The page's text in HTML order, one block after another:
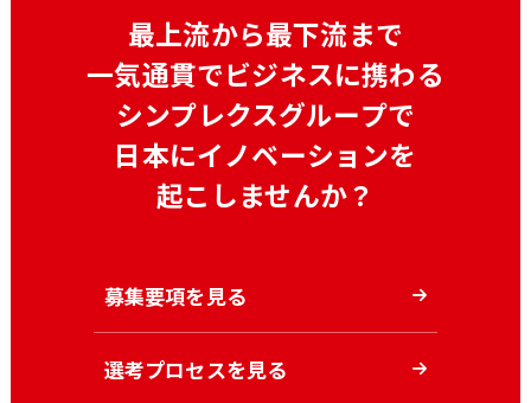
最上流から最下流まで
一気通貫でビジネスに携わる
シンプレクスグループで
日本にイノベーションを
起こしませんか？
募集要項を見る
選考プロセスを見る